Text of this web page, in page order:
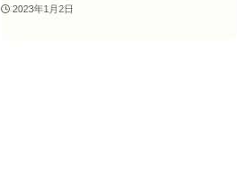
2023年1月2日